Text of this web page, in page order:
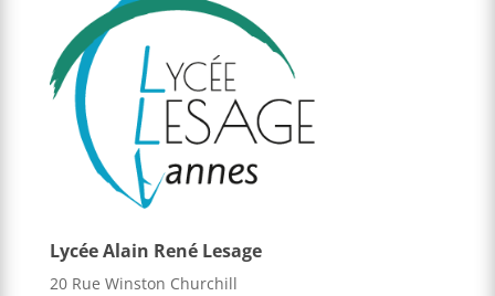
Lycée Alain René Lesage
20 Rue Winston Churchill